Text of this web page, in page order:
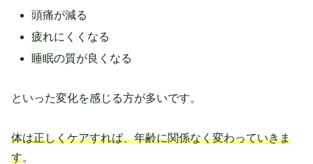
頭痛が減る
疲れにくくなる
睡眠の質が良くなる
といった変化を感じる方が多いです。
体は正しくケアすれば、年齢に関係なく変わっていきま
す。